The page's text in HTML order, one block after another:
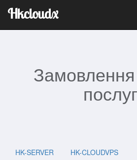
Hkcloudx
послуг
HK-SERVER HK-CLOUDVPS